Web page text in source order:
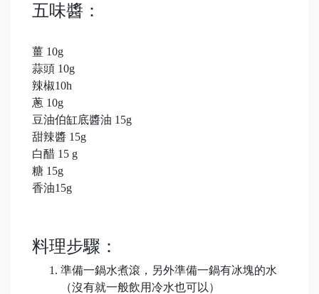
五味醬：
薑 10g
蒜頭 10g
辣椒10h
蔥 10g
豆油伯缸底醬油 15g
甜辣醬 15g
白醋 15 g
糖 15g
香油15g
料理步驟：
準備一鍋水煮滾，另外準備一鍋有冰塊的水
（沒有就一般飲用冷水也可以）